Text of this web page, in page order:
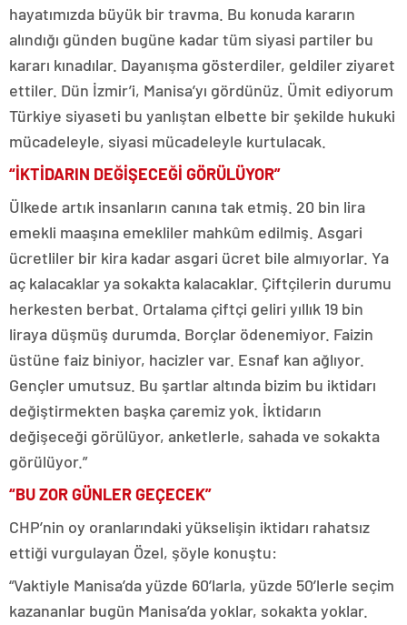
hayatımızda büyük bir travma. Bu konuda kararın
alındığı günden bugüne kadar tüm siyasi partiler bu
kararı kınadılar. Dayanışma gösterdiler, geldiler ziyaret
ettiler. Dün İzmir’i, Manisa’yı gördünüz. Ümit ediyorum
Türkiye siyaseti bu yanlıştan elbette bir şekilde hukuki
mücadeleyle, siyasi mücadeleyle kurtulacak.
“İKTİDARIN DEĞİŞECEĞİ GÖRÜLÜYOR”
Ülkede artık insanların canına tak etmiş. 20 bin lira
emekli maaşına emekliler mahkûm edilmiş. Asgari
ücretliler bir kira kadar asgari ücret bile almıyorlar. Ya
aç kalacaklar ya sokakta kalacaklar. Çiftçilerin durumu
herkesten berbat. Ortalama çiftçi geliri yıllık 19 bin
liraya düşmüş durumda. Borçlar ödenemiyor. Faizin
üstüne faiz biniyor, hacizler var. Esnaf kan ağlıyor.
Gençler umutsuz. Bu şartlar altında bizim bu iktidarı
değiştirmekten başka çaremiz yok. İktidarın
değişeceği görülüyor, anketlerle, sahada ve sokakta
görülüyor.”
“BU ZOR GÜNLER GEÇECEK”
CHP’nin oy oranlarındaki yükselişin iktidarı rahatsız
ettiği vurgulayan Özel, şöyle konuştu:
“Vaktiyle Manisa’da yüzde 60’larla, yüzde 50’lerle seçim
kazananlar bugün Manisa’da yoklar, sokakta yoklar.